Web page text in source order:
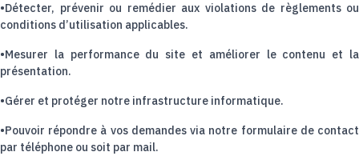
•Détecter, prévenir ou remédier aux violations de règlements ou
conditions d’utilisation applicables.
•Mesurer la performance du site et améliorer le contenu et la
présentation.
•Gérer et protéger notre infrastructure informatique.
•Pouvoir répondre à vos demandes via notre formulaire de contact
par téléphone ou soit par mail.